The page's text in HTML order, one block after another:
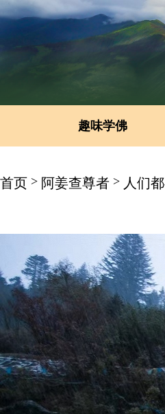
趣味学佛
首页 > 阿姜查尊者 > 人们